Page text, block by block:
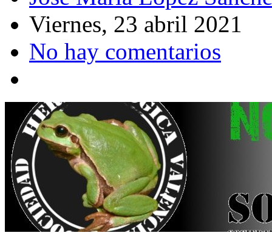
Viernes, 23 abril 2021
No hay comentarios